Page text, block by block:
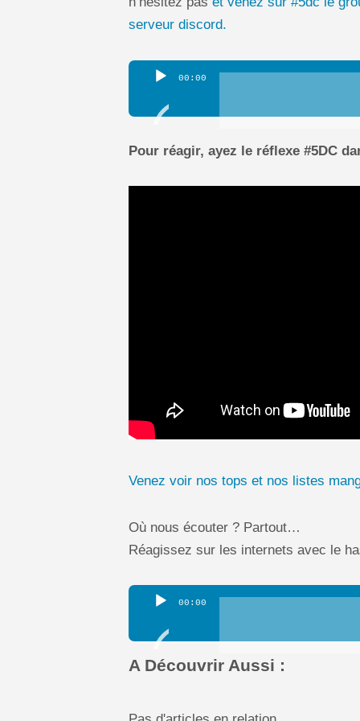
serveur discord.
Lecteur
00:00
Pour réagir, ayez le réflexe #5DC
Venez voir nos tops et nos listes
Où nous écouter ? Partout…
Réagissez sur les internets avec le
Lecteur
00:00
A Découvrir Aussi :